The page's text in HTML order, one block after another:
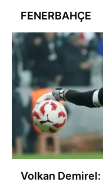
FENERBAHÇE
Volkan Demirel: